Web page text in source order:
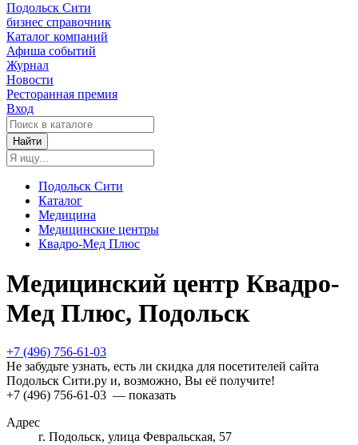
Подольск Сити
бизнес справочник
Каталог компаний
Афиша событий
Журнал
Новости
Ресторанная премия
Вход
Найти
Подольск Сити
Каталог
Медицина
Медицинские центры
Квадро-Мед Плюс
Медицинский центр Квадро-
Мед Плюс, Подольск
+7 (496) 756-61-03
Не забудьте узнать, есть ли скидка для посетителей сайта
Подольск Сити.ру и, возможно, Вы её получите!
+7 (496) 756-61-03 — показать
Адрес
г. Подольск, улица Февральская, 57